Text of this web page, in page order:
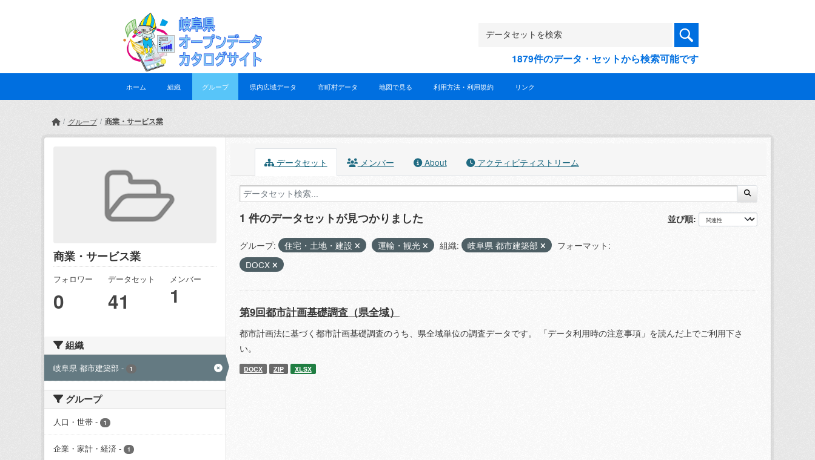
1879件のデータ・セットから検索可能です
ホーム 組織 グループ 県内広域データ 市町村データ 地図で見る 利用方法・利用規約 リンク
グループ 商業・サービス業
商業・サービス業
フォロワー
0
データセット
41
メンバー
1
組織
岐阜県 都市建築部 - 1
グループ
人口・世帯 - 1
企業・家計・経済 - 1
データセット メンバー About アクティビティストリーム
並び順
1 件のデータセットが見つかりました
グループ: 住宅・土地・建設 運輸・観光 組織: 岐阜県 都市建築部
フォーマット:
DOCX
第9回都市計画基礎調査（県全域）
都市計画法に基づく都市計画基礎調査のうち、県全域単位の調査データです。 「データ利用時の注意事項」を読んだ上でご利用下さ
い。
DOCX ZIP XLSX